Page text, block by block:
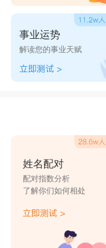
事业运势
解读您的事业天赋
姓名配对
配对指数分析
了解你们如何相处